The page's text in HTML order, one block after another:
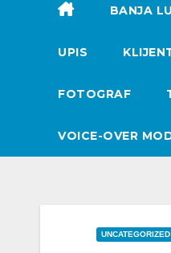
BANJA
UPIS
FOTOGRAF
VOICE-OVER
UNCATEGORIZED